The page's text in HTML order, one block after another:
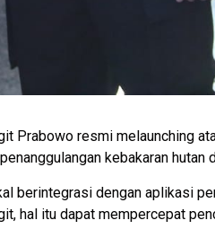
Prabowo resmi melaunching
kebakaran hutan
berintegrasi dengan aplikasi
hal itu dapat mempercepat